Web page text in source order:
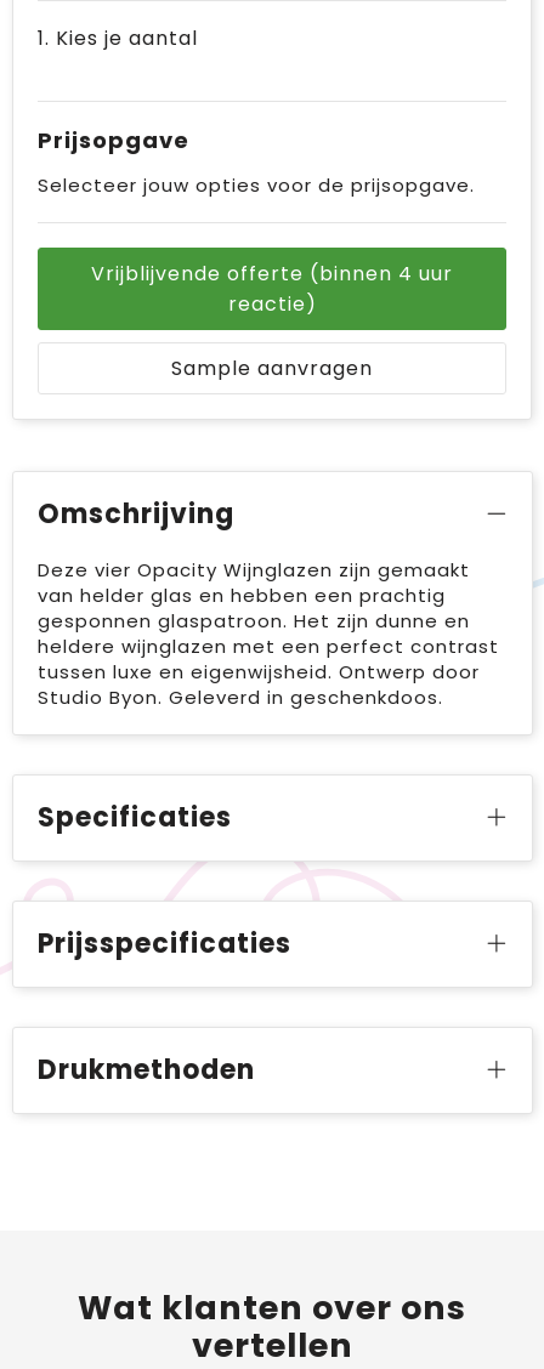
1. Kies je aantal
Prijsopgave
Selecteer jouw opties voor de prijsopgave.
Vrijblijvende offerte (binnen 4 uur
reactie)
Sample aanvragen
Omschrijving
Deze vier Opacity Wijnglazen zijn gemaakt
van helder glas en hebben een prachtig
gesponnen glaspatroon. Het zijn dunne en
heldere wijnglazen met een perfect contrast
tussen luxe en eigenwijsheid. Ontwerp door
Studio Byon. Geleverd in geschenkdoos.
Specificaties
Prijsspecificaties
Drukmethoden
Wat klanten over ons
vertellen